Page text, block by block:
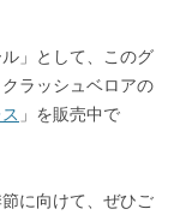
」として、このグ
ラッシュベロアの
」を販売中で
に向けて、ぜひご